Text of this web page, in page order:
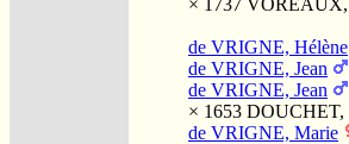
de VRIGNE, Hélène
de VRIGNE, Jean
de VRIGNE, Jean
× 1653 DOUCHET,
de VRIGNE, Marie